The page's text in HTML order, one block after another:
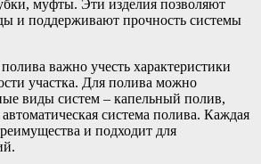
муфты. Эти изделия позволяют
и поддерживают прочность системы
важно учесть характеристики
участка. Для полива можно
виды систем – капельный полив,
система полива. Каждая
и подходит для